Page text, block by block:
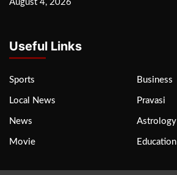
August 4, 2026
Useful Links
Sports Business
Local News Pravasi
News Astrology
Movie Education